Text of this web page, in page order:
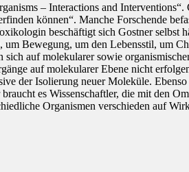
– Interactions and
können“. Manche Forschende
beschäftigt sich Gostner
Bewegung, um den Lebensstil, um
auf molekularer sowie
auf molekularer Ebene nicht
der Isolierung neuer Moleküle.
es Wissenschaftler, die mit den
Organismen verschieden auf